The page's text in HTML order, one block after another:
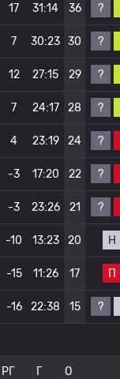
17 31:14 36 ?
7 30:23 30 ?
12 27:15 29 ?
7 24:17 28 ?
4 23:19 24 ?
-3 17:20 22 ?
-3 23:26 21 ?
-10 13:23 20 Н
-15 11:26 17 П
-16 22:38 15 ?
РГ Г О